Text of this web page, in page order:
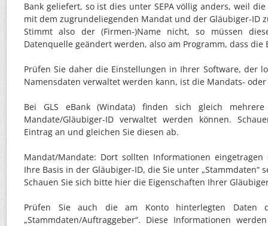
Bank geliefert, so ist dies unter SEPA völlig anders, weil
mit dem zugrundeliegenden Mandat und der Gläubiger-ID
Stimmt also der (Firmen-)Name nicht, so müssen
Datenquelle geändert werden, also am Programm, dass die
Prüfen Sie daher die Einstellungen in Ihrer Software, der
Namensdaten verwaltet werden kann, ist die Mandats-
Bei GLS eBank (Windata) finden sich gleich
Mandate/Gläubiger-ID verwaltet werden können.
Eintrag an und gleichen Sie diesen ab.
Mandat/Mandate: Dort sollten Informationen
Ihre Basis in der Gläubiger-ID, die Sie unter „Stammdaten“
Schauen Sie sich bitte hier die Eigenschaften Ihrer
Prüfen Sie auch die am Konto hinterlegten Daten
„Stammdaten/Auftraggeber“. Diese Informationen